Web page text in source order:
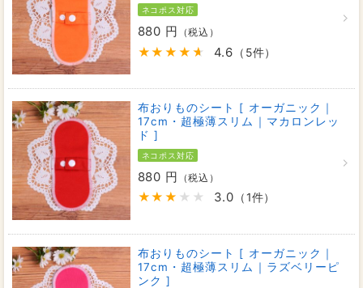
ネコポス対応
880 円 （税込）
4.6 （5件）
布おりものシート [ オーガニック｜
17cm・超極薄スリム｜マカロンレッ
ド ]
ネコポス対応
880 円 （税込）
3.0 （1件）
布おりものシート [ オーガニック｜
17cm・超極薄スリム｜ラズベリーピ
ンク ]